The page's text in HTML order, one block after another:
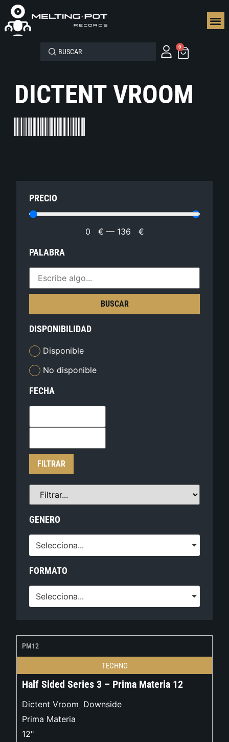
0
DICTENT VROOM
PRECIO
0 € — 136 €
PALABRA
BUSCAR
DISPONIBILIDAD
Disponible
No disponible
FECHA
FILTRAR
GENERO
Selecciona...
FORMATO
Selecciona...
PM12
TECHNO
Half Sided Series 3 – Prima Materia 12
Dictent Vroom, Downside
Prima Materia
12"